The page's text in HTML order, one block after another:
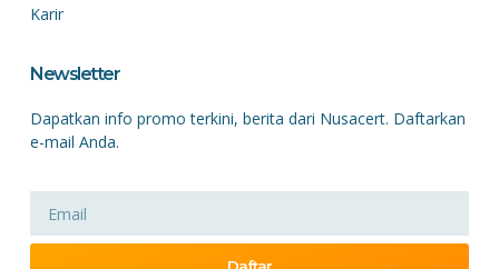
Karir
Newsletter
Dapatkan info promo terkini, berita dari Nusacert. Daftarkan
e-mail Anda.